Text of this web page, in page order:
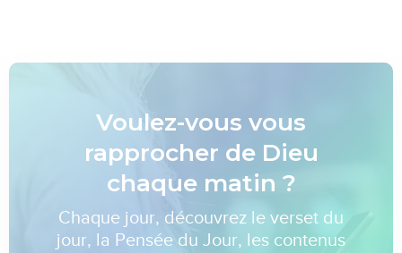
Voulez-vous vous
rapprocher de Dieu
chaque matin ?
Chaque jour, découvrez le verset du
jour, la Pensée du Jour, les contenus